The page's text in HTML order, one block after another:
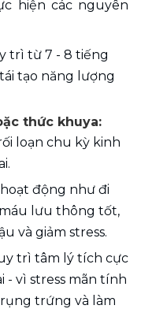
hiện các nguyên
trì từ 7 - 8 tiếng
tạo năng lượng
loạn chu kỳ kinh
hoạt động như đi
lưu thông tốt,
và giảm stress.
trì tâm lý tích cực
- vì stress mãn tính
trứng và làm